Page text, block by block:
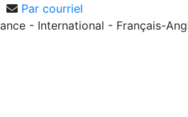
Par courriel
- International - Français-